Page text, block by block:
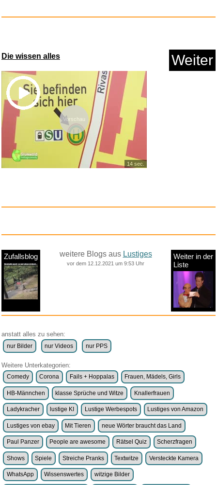
Die wissen alles Weiter
Vorschau
14 sec.
Zufallsblog weitere Blogs aus Lustiges
vor dem 12.12.2021 um 9:53 Uhr
Weiter in der
Liste
anstatt alles zu sehen:
nur Bilder nur Videos nur PPS
Weitere Unterkategorien:
Comedy Corona Fails + Hoppalas Frauen, Mädels, Girls
HB-Männchen klasse Sprüche und Witze Knallerfrauen
Ladykracher lustige KI Lustige Werbespots Lustiges von Amazon
Lustiges von ebay Mit Tieren neue Wörter braucht das Land
Paul Panzer People are awesome Rätsel Quiz Scherzfragen
Shows Spiele Streiche Pranks Textwitze Versteckte Kamera
WhatsApp Wissenswertes witzige Bilder